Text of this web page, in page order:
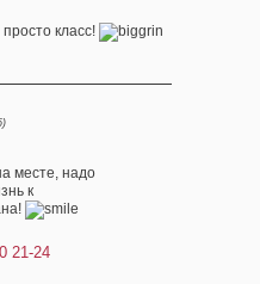
класс!
месте, надо
к
21-24